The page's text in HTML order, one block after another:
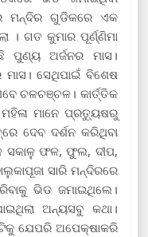
ମନ୍ଦିର ଗୁଡିକରେ ଏକ
। ଗତ କୁମାର ପୂର୍ଣ୍ଣିମା
ଅର୍ଜନର ମାସ।
ମାସ। ସେଥିପାଇଁ ବିଶେଷ
ଚଳଚଞ୍ଚଳ। କାର୍ତ୍ତିକ
ମାନେ ପ୍ରତ୍ୟୁଷରୁ
ଦେବ ଦର୍ଶନ କରିଥିବା
ସକାଳୁ ଫଳ, ଫୁଲ, ଦୀପ,
ସାରି ମନ୍ଦିରରେ
ଭିଡ ଜମାଇଥିଲେ।
ଅନ୍ୟସବୁ କଥା।
ଯେପରି ଅପେକ୍ଷାକରି